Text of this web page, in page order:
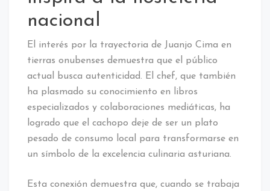
nacional
El interés por la trayectoria de Juanjo Cima en
tierras onubenses demuestra que el público
actual busca autenticidad. El chef, que también
ha plasmado su conocimiento en libros
especializados y colaboraciones mediáticas, ha
logrado que el cachopo deje de ser un plato
pesado de consumo local para transformarse en
un símbolo de la excelencia culinaria asturiana.
Esta conexión demuestra que, cuando se trabaja